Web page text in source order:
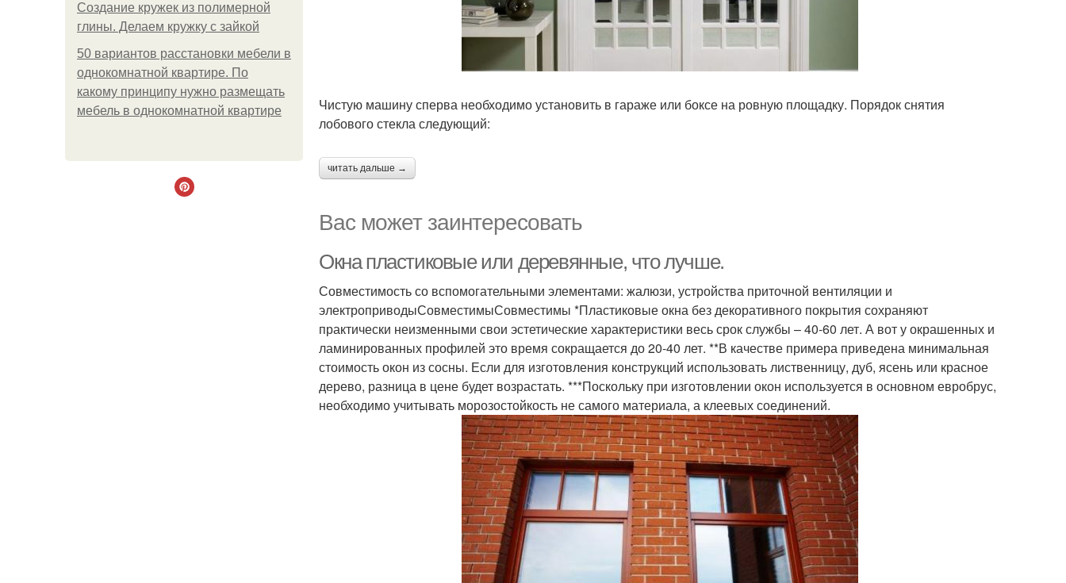
Создание кружек из полимерной
глины. Делаем кружку с зайкой
50 вариантов расстановки мебели в
однокомнатной квартире. По
какому принципу нужно размещать
мебель в однокомнатной квартире
Чистую машину сперва необходимо установить в гараже или боксе на ровную площадку. Порядок снятия
лобового стекла следующий:
читать дальше →
Вас может заинтересовать
Окна пластиковые или деревянные, что лучше.
Совместимость со вспомогательными элементами: жалюзи, устройства приточной вентиляции и
электроприводыСовместимыСовместимы *Пластиковые окна без декоративного покрытия сохраняют
практически неизменными свои эстетические характеристики весь срок службы – 40-60 лет. А вот у окрашенных и
ламинированных профилей это время сокращается до 20-40 лет. **В качестве примера приведена минимальная
стоимость окон из сосны. Если для изготовления конструкций использовать лиственницу, дуб, ясень или красное
дерево, разница в цене будет возрастать. ***Поскольку при изготовлении окон используется в основном евробрус,
необходимо учитывать морозостойкость не самого материала, а клеевых соединений.